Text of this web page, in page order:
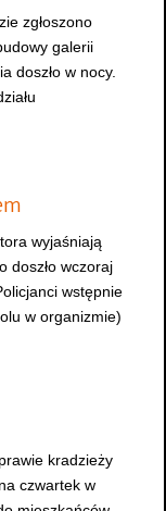
zgłoszono
galerii
doszło w nocy.
wyjaśniają
doszło wczoraj
wstępnie
w organizmie)
kradzieży
czwartek w